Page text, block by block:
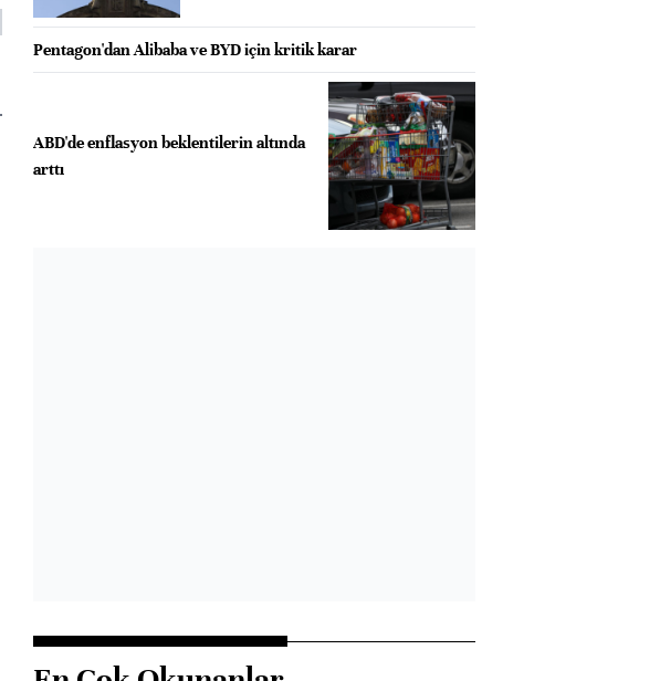
Pentagon'dan Alibaba ve BYD için kritik karar
ABD'de enflasyon beklentilerin altında
arttı